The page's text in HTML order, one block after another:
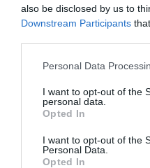
also be disclosed by us to
Downstream Participants
Personal Data
I want to opt-out of the
personal data.
Opted In
I want to opt-out of the
Personal Data.
Opted In